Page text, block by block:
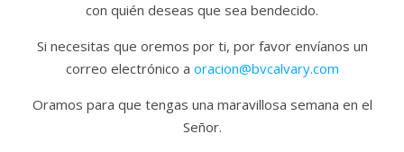
con quién deseas que sea bendecido.
Si necesitas que oremos por ti, por favor envíanos un
correo electrónico a oracion@bvcalvary.com
Oramos para que tengas una maravillosa semana en el
Señor.